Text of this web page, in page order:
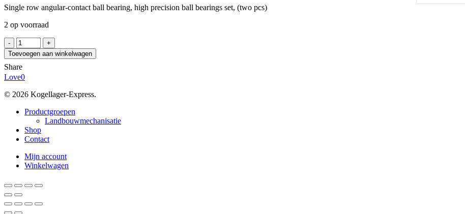
Single row angular-contact ball bearing, high precision ball bearings set, (two pcs)
2 op voorraad
SKF
S7013
CE/P4ADBA
aantal
Toevoegen aan winkelwagen
Share
Love0
© 2026 Kogellager-Express.
Close
Productgroepen
Landbouwmechanisatie
Shop
Contact
Mijn account
Winkelwagen